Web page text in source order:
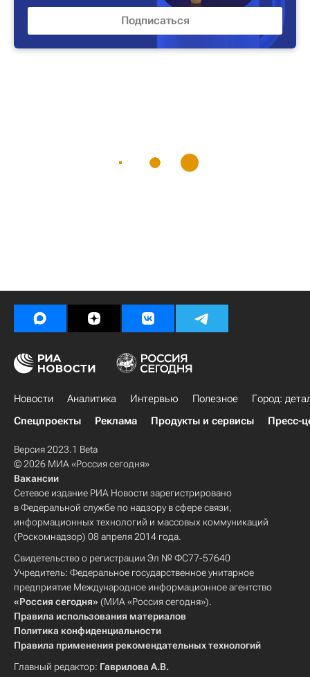
Новости Аналитика Интервью Полезное
Город:
Спецпроекты
Реклама Продукты и сервисы Пресс-
Версия 2023.1 Beta
© 2026 МИА «Россия сегодня»
Вакансии
Сетевое издание РИА Новости зарегистрировано
в Федеральной службе по надзору в сфере связи,
информационных технологий и массовых коммуникаций
(Роскомнадзор) 08 апреля 2014 года.
Свидетельство о регистрации Эл № ФС77-57640
Учредитель: Федеральное государственное унитарное
предприятие Международное информационное агентство
«Россия сегодня» (МИА «Россия сегодня»).
Правила использования материалов
Политика конфиденциальности
Правила применения рекомендательных технологий
Главный редактор: Гаврилова А.В.